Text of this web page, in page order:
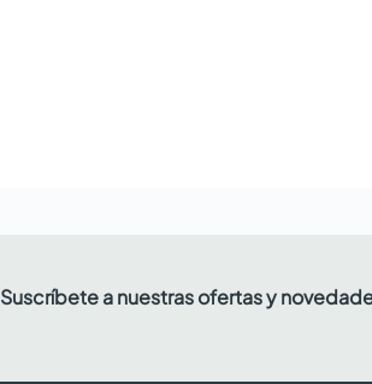
Suscríbete a nuestras ofertas y